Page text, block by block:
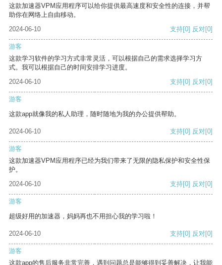
这款加速器VPM应用程序可以给你提供最高速度和安全性的连接，并帮
助你在网络上自由移动。
2024-06-10
支持[0] 反对[0]
游客
这款学习软件的学习方式非常灵活，可以根据自己的需求选择学习方
式。我可以根据自己的时间安排学习进度。
2024-06-10
支持[0] 反对[0]
游客
这款app就像我的私人助理，随时随地为我的办公提供帮助。
2024-06-10 支持[0] 反对[0]
游客
这款加速器VPM应用程序已经为我们带来了无限的隐私保护和安全性保
护。
2024-06-10
支持[0] 反对[0]
游客
超级好用的加速器，妈妈再也不用担心我的学习啦！
2024-06-10 支持[0] 反对[0]
游客
这款app的售后服务非常完善，遇到问题总是能够得到妥善解决，让我能